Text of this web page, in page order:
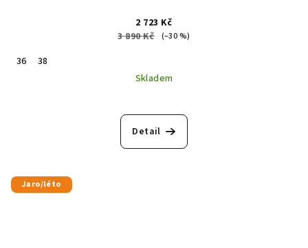
2 723 Kč
3 890 Kč
(–30 %)
36
38
Skladem
Detail
Jaro/léto